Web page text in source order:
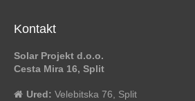
Kontakt
Solar Projekt d.o.o.
Cesta Mira 16, Split
Ured: Velebitska 76, Split